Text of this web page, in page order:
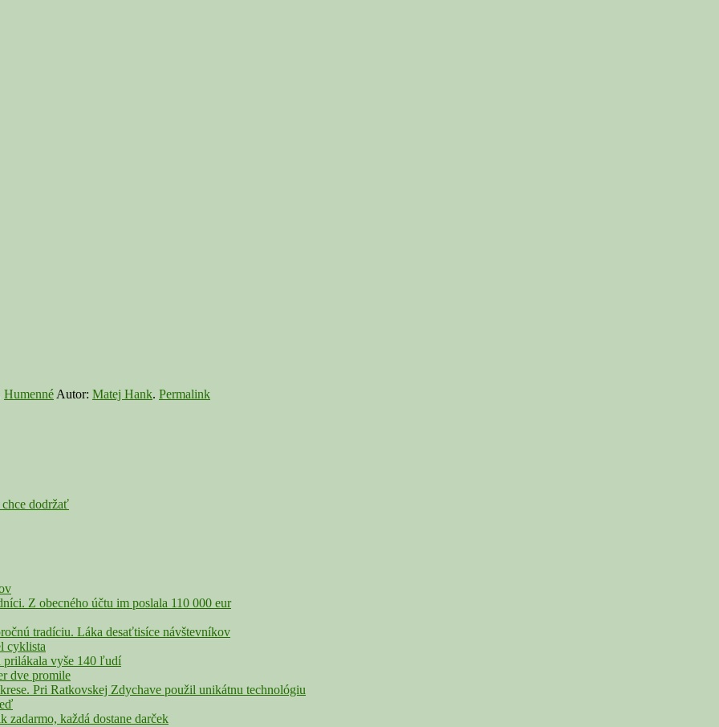
Humenné Autor: Matej Hank. Permalink
chce dodržať
Z obecného účtu im poslala 110 000 eur
tradíciu. Láka desaťtisíce návštevníkov
cyklista
prilákala vyše 140 ľudí
dve promile
Pri Ratkovskej Zdychave použil unikátnu technológiu
každá dostane darček